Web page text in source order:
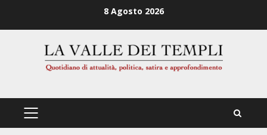
8 Agosto 2026
PRIMÄRES